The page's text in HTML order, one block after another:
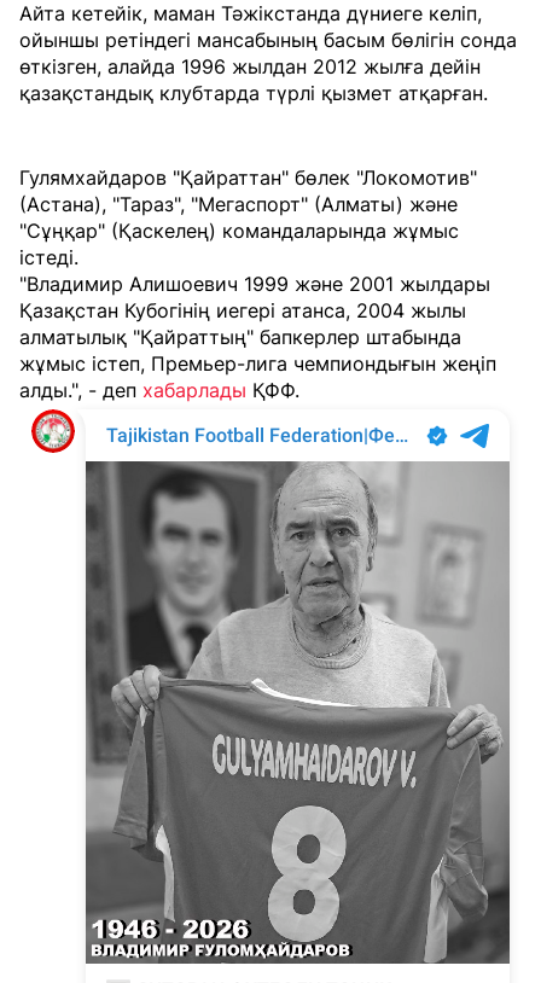
Айта кетейік, маман Тәжікстанда дүниеге келіп,
ойыншы ретіндегі мансабының басым бөлігін сонда
өткізген, алайда 1996 жылдан 2012 жылға дейін
қазақстандық клубтарда түрлі қызмет атқарған.
Гулямхайдаров "Қайраттан" бөлек "Локомотив"
(Астана), "Тараз", "Мегаспорт" (Алматы) және
"Сұңқар" (Қаскелең) командаларында жұмыс
істеді.
"Владимир Алишоевич 1999 және 2001 жылдары
Қазақстан Кубогінің иегері атанса, 2004 жылы
алматылық "Қайраттың" бапкерлер штабында
жұмыс істеп, Премьер-лига чемпиондығын жеңіп
алды.", - деп хабарлады ҚФФ.